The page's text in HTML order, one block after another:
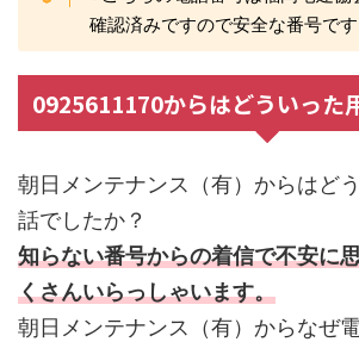
確認済みですので安全な番号です
0925611170からはどういった
朝日メンテナンス（有）からはど
話でしたか？
知らない番号からの着信で不安に
くさんいらっしゃいます。
朝日メンテナンス（有）からなぜ